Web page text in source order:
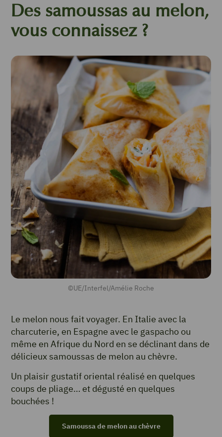
Des samoussas au melon,
vous connaissez ?
©UE/Interfel/Amélie Roche
Le melon nous fait voyager. En Italie avec la
charcuterie, en Espagne avec le gaspacho ou
même en Afrique du Nord en se déclinant dans de
délicieux samoussas de melon au chèvre.
Un plaisir gustatif oriental réalisé en quelques
coups de pliage… et dégusté en quelques
bouchées !
Samoussa de melon au chèvre